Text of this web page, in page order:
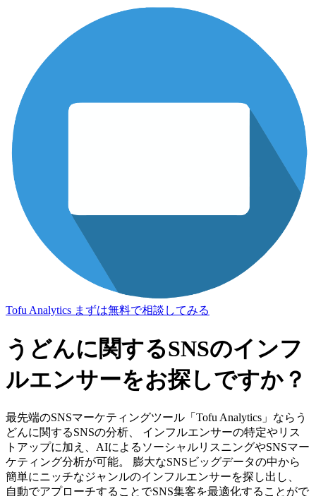
Tofu Analytics まずは無料で相談してみる
うどんに関するSNSのインフ
ルエンサーをお探しですか？
最先端のSNSマーケティングツール「Tofu Analytics」ならう
どんに関するSNSの分析、 インフルエンサーの特定やリス
トアップに加え、AIによるソーシャルリスニングやSNSマー
ケティング分析が可能。 膨大なSNSビッグデータの中から
簡単にニッチなジャンルのインフルエンサーを探し出し、
自動でアプローチすることでSNS集客を最適化することがで